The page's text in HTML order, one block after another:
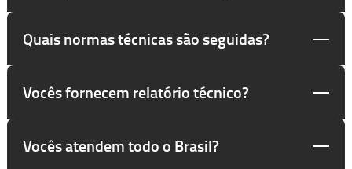
Quais normas técnicas são seguidas?
Vocês fornecem relatório técnico?
Vocês atendem todo o Brasil?